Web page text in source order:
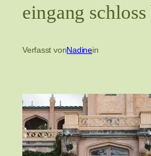
eingang schloss
Verfasst vonNadinein